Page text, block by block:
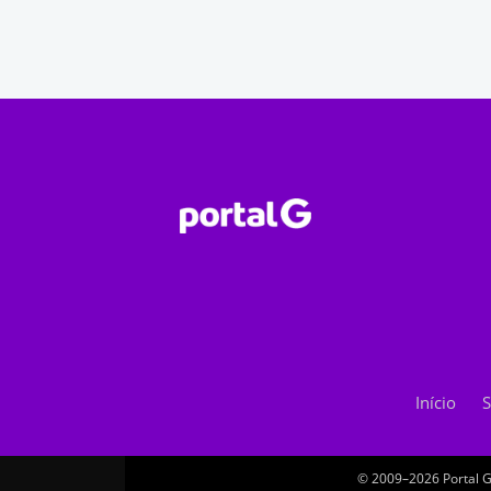
Início
© 2009–2026 Portal